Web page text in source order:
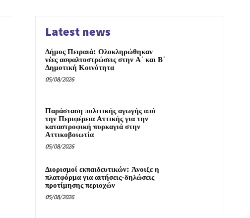
Latest news
Δήμος Πειραιά: Ολοκληρώθηκαν
νέες ασφαλτοστρώσεις στην Α΄ και Β΄
Δημοτική Κοινότητα
05/08/2026
Παράσταση πολιτικής αγωγής από
την Περιφέρεια Αττικής για την
καταστροφική πυρκαγιά στην
Αττικοβοιωτία
05/08/2026
Διορισμοί εκπαιδευτικών: Άνοιξε η
πλατφόρμα για αιτήσεις-δηλώσεις
προτίμησης περιοχών
05/08/2026